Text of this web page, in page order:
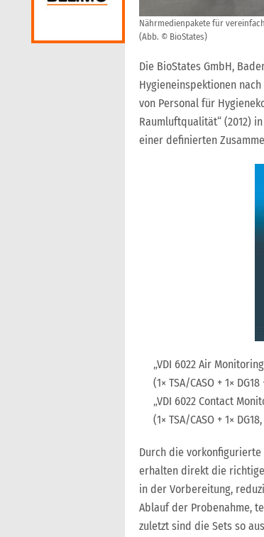
Nährmedienpakete für
(Abb. © BioStates)
Die BioStates GmbH,
Hygieneinspektionen
von Personal für
Raumluftqualität“ (2012)
einer definierten
„VDI 6022 Air
(1× TSA/CASO + 1×
„VDI 6022 Contact
(1× TSA/CASO + 1×
Durch die
erhalten direkt die
in der Vorbereitung,
Ablauf der Probenahme,
zuletzt sind die Sets so